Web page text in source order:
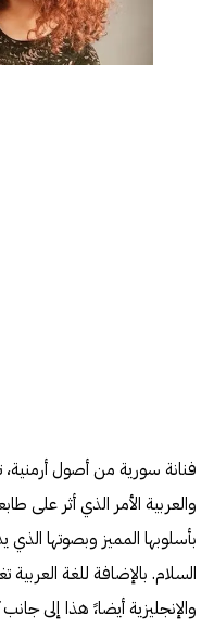
فنانة سورية من أصول أرمنية،
والعربية الأمر الذي أثر على
بأسلوبها المميز وبصوتها
السلام. بالإضافة للغة العربية
والإنجليزية أيضا،ً هذا إلى